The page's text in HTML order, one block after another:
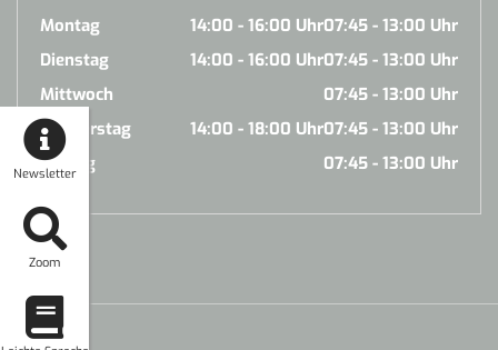
Newsletter
Zoom
Montag 07:45 - 13:00 Uhr
14:00 - 16:00 Uhr
Dienstag
07:45 - 13:00 Uhr
14:00 - 16:00 Uhr
Mittwoch
07:45 - 13:00 Uhr
Donnerstag
07:45 - 13:00 Uhr
14:00 - 18:00 Uhr
Freitag
07:45 - 13:00 Uhr